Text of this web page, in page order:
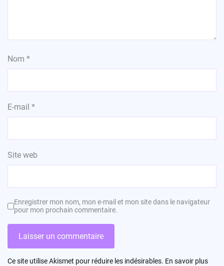
Nom *
E-mail *
Site web
Enregistrer mon nom, mon e-mail et mon site dans le navigateur
pour mon prochain commentaire.
Ce site utilise Akismet pour réduire les indésirables. En savoir plus